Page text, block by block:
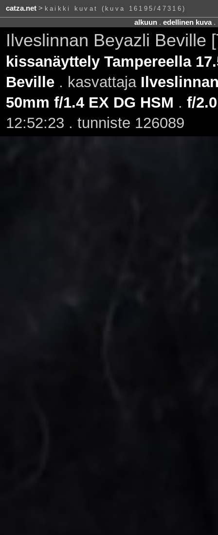
catza.net> kaikki kuvat (kuva 16195/47316)
alkuun. edellinen kuva.
Ilveslinnan Beyazli Beville
kissanäyttely Tampereella
Beville. kasvattaja
50mm f/1.4 EX DG HSM . f/2.0
12:52:23 . tunniste 126089